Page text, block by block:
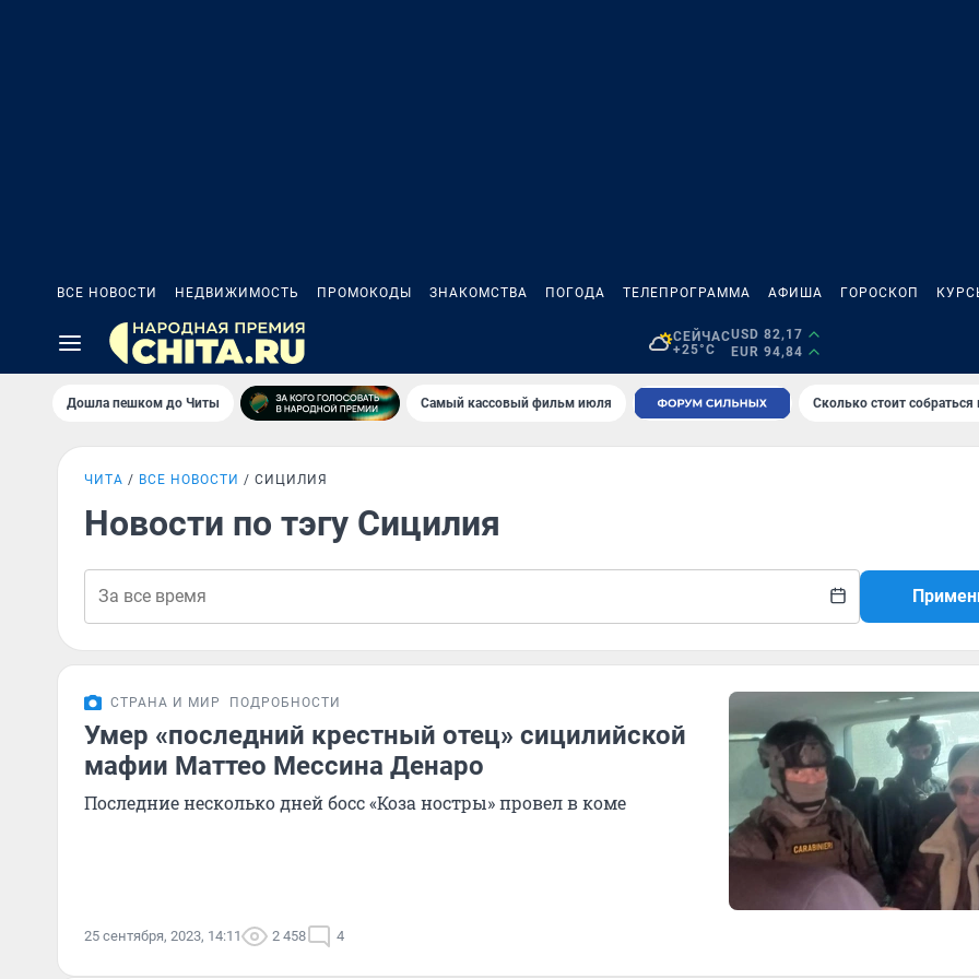
ВСЕ НОВОСТИ НЕДВИЖИМОСТЬ ПРОМОКОДЫ ЗНАКОМСТВА ПОГОДА ТЕЛЕПРОГРАММА АФИША ГОРОСКОП
СЕЙЧАС
+25°C
USD 82,17
EUR 94,84
Дошла пешком до Читы Самый кассовый фильм июля Сколько стоит
ЧИТА ВСЕ НОВОСТИ СИЦИЛИЯ
Новости по тэгу Сицилия
СТРАНА И МИР ПОДРОБНОСТИ
Умер «последний крестный отец» сицилийской
мафии Маттео Мессина Денаро
Последние несколько дней босс «Коза ностры» провел в коме
25 сентября, 2023, 14:11 2 458 4